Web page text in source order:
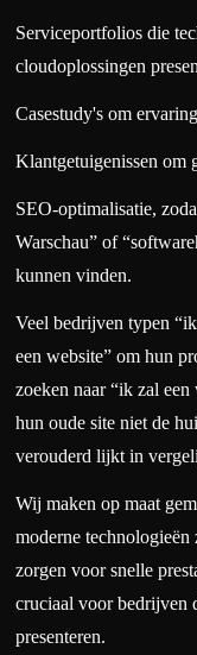
Serviceportfolios die
cloudoplossingen
Casestudy's om
Klantgetuigenissen om
SEO-optimalisatie,
Warschau” of
kunnen vinden.
Veel bedrijven typen
een website” om hun
zoeken naar “ik zal
hun oude site niet de
verouderd lijkt in
Wij maken op maat
moderne technologieën
zorgen voor snelle
cruciaal voor bedrijven
presenteren.